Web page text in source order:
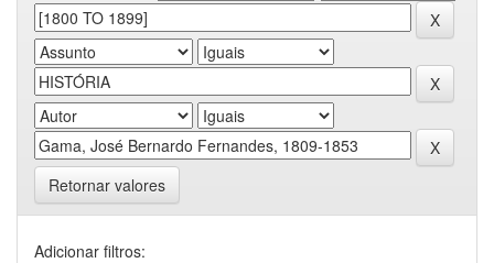
Retornar valores
Adicionar filtros: